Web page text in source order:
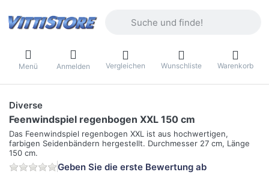
Menü Anmelden Vergleichen Wunschliste Warenkorb
Diverse
Feenwindspiel regenbogen XXL 150 cm
Das Feenwindspiel regenbogen XXL ist aus hochwertigen,
farbigen Seidenbändern hergestellt. Durchmesser 27 cm, Länge
150 cm.
Geben Sie die erste Bewertung ab